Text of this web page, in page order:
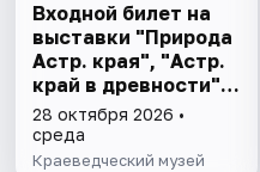
Входной билет на
выставки "Природа
Астр. края", "Астр.
край в древности",
"Заселение Астр.
края"
28 октября 2026 •
среда
Краеведческий музей